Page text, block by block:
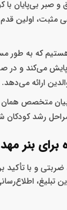
صبر بی‌پایان با
مثبت، اولین
هستیم که به طور
می‌کند و در
ارائه می‌دهد.
متخصص همان
رشد کودکان
برای بنر
ضربتی و با
تبلیغ،